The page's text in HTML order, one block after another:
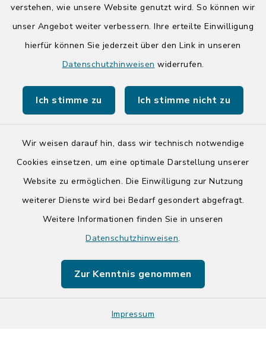
verstehen, wie unsere Website genutzt wird. So können wir
unser Angebot weiter verbessern. Ihre erteilte Einwilligung
hierfür können Sie jederzeit über den Link in unseren
Datenschutzhinweisen widerrufen.
Ich stimme zu Ich stimme nicht zu
Wir weisen darauf hin, dass wir technisch notwendige
Cookies einsetzen, um eine optimale Darstellung unserer
Website zu ermöglichen. Die Einwilligung zur Nutzung
weiterer Dienste wird bei Bedarf gesondert abgefragt.
Weitere Informationen finden Sie in unseren
Datenschutzhinweisen.
Zur Kenntnis genommen
Impressum
14:00-17:00 Uhr
Quicklinks
Tourist-Info der Stadt Bad Segeberg
Barrierefreiheit
Impressum
Sitemap